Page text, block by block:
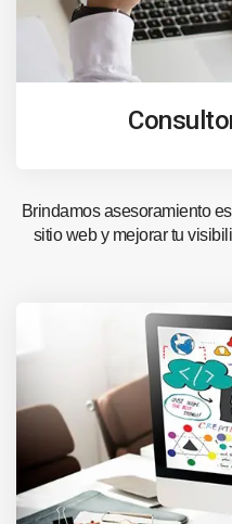
Brindamos asesoramiento
sitio web y mejorar tu